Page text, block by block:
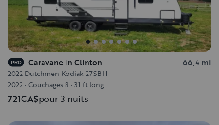
PRO Caravane in Clinton 66,4 mi
2022 Dutchmen Kodiak 27SBH
2022 · Couchages 8 · 31 ft long
721CA$pour 3 nuits